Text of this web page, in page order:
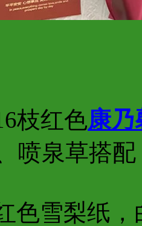
枝红色康乃
喷泉草搭配
色雪梨纸